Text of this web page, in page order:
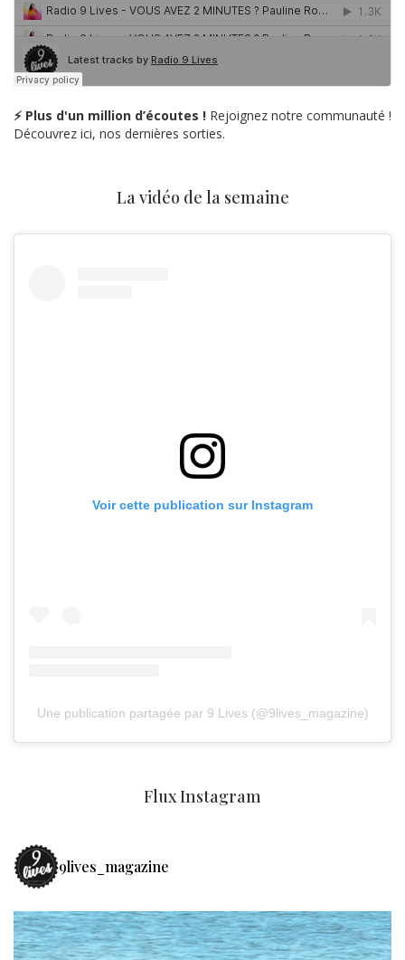
⚡ Plus d'un million d’écoutes ! Rejoignez notre communauté !
Découvrez ici, nos dernières sorties.
La vidéo de la semaine
Voir cette publication sur Instagram
Une publication partagée par 9 Lives (@9lives_magazine)
Flux Instagram
9lives_magazine